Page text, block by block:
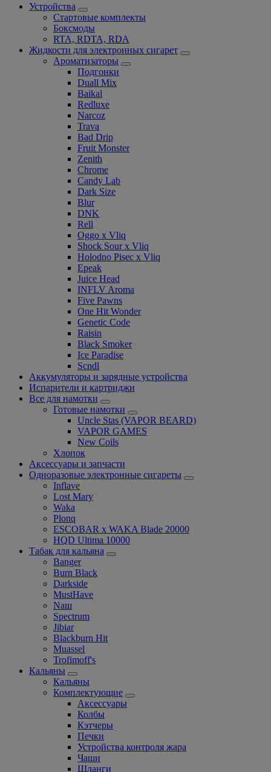
Устройства
Стартовые комплекты
Боксмоды
RTA, RDTA, RDA
Жидкости для электронных сигарет
Ароматизаторы
Подгонки
Duall Mix
Baikal
Redluxe
Narcoz
Trava
Bad Drip
Fruit Monster
Zenith
Chrome
Candy Lab
Dark Size
Blur
DNK
Rell
Oggo x Vliq
Shock Sour x Vliq
Holodno Pisec x Vliq
Epeak
Juice Head
INFLV Aroma
Five Pawns
One Hit Wonder
Genetic Code
Raisin
Black Smoker
Ice Paradise
Scndl
Аккумуляторы и зарядные устройства
Испарители и картриджи
Все для намотки
Готовые намотки
Uncle Stas (VAPOR BEARD)
VAPOR GAMES
New Coils
Хлопок
Аксессуары и запчасти
Одноразовые электронные сигареты
Inflave
Lost Mary
Waka
Plonq
ESCOBAR x WAKA Blade 20000
HQD Ultima 10000
Табак для кальяна
Banger
Burn Black
Darkside
MustHave
Nаш
Spectrum
Jibiar
Blackburn Hit
Muassel
Trofimoff's
Кальяны
Кальяны
Комплектующие
Аксессуары
Колбы
Кэтчеры
Печки
Устройства контроля жара
Чаши
Шланги